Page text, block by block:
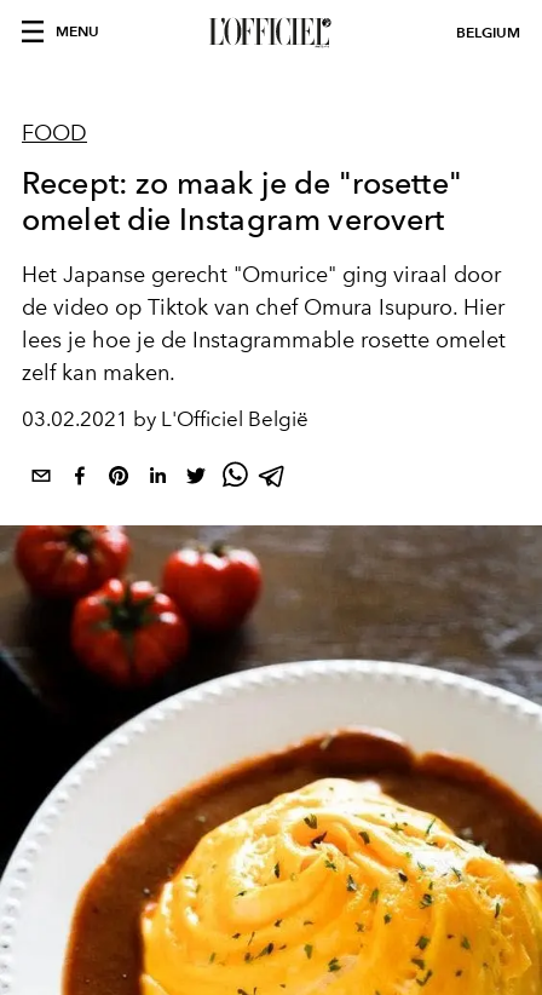
MENU BELGIUM
FOOD
Recept: zo maak je de "rosette"
omelet die Instagram verovert
Het Japanse gerecht "Omurice" ging viraal door
de video op Tiktok van chef Omura Isupuro. Hier
lees je hoe je de Instagrammable rosette omelet
zelf kan maken.
03.02.2021 by L'Officiel België